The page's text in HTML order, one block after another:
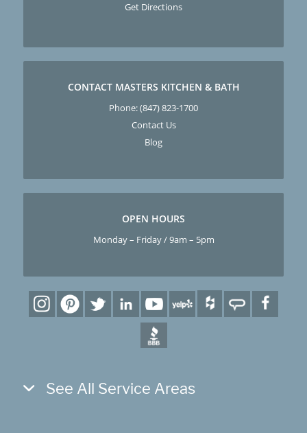
Get Directions
CONTACT MASTERS KITCHEN & BATH
Phone:(847) 823-1700
Contact Us
Blog
OPEN HOURS
Monday – Friday / 9am – 5pm
See All Service Areas